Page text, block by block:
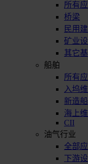
所有
桥梁
民用
矿业
其它
船舶
所有
入坞
新造船
海上
CII
油气行业
全部
下游